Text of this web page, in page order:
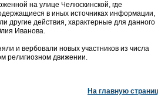
на улице Челюскинской, где
в иных источниках информации,
другие действия, характерные для данного
Иванова.
и вербовали новых участников из числа
религиозном движении.
На главную